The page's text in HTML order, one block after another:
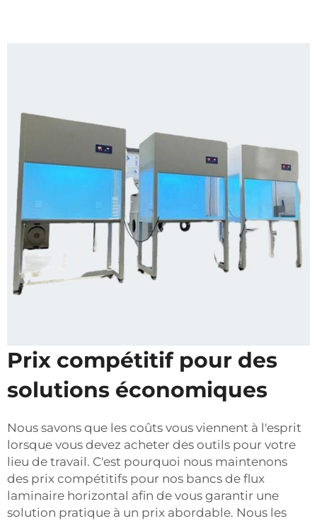
Prix compétitif pour des
solutions économiques
Nous savons que les coûts vous viennent à l'esprit
lorsque vous devez acheter des outils pour votre
lieu de travail. C'est pourquoi nous maintenons
des prix compétitifs pour nos bancs de flux
laminaire horizontal afin de vous garantir une
solution pratique à un prix abordable. Nous les